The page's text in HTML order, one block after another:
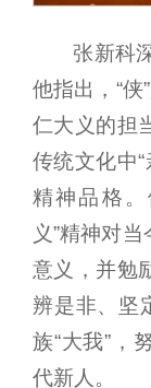
张新科
他指出，“侠
仁大义的担
传统文化中“
精神品格
义”精神对
意义，并勉
辨是非、坚
族“大我”，
代新人。